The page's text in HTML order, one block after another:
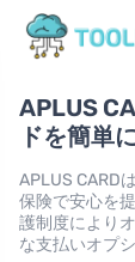
APLUS
ドを簡単
APLUS CARD
保険で安心を
護制度により
な支払いオプ